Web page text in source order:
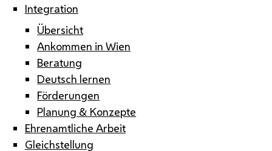
Integration
Übersicht
Ankommen in Wien
Beratung
Deutsch lernen
Förderungen
Planung & Konzepte
Ehrenamtliche Arbeit
Gleichstellung